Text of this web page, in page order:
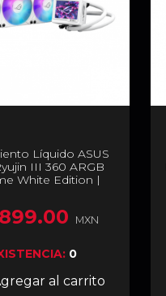
Líquido ASUS
III 360 ARGB
White Edition |
| LGA 1851 / 1700 |
Personalizable |
| 90RC0132-
MXN
0
al carrito